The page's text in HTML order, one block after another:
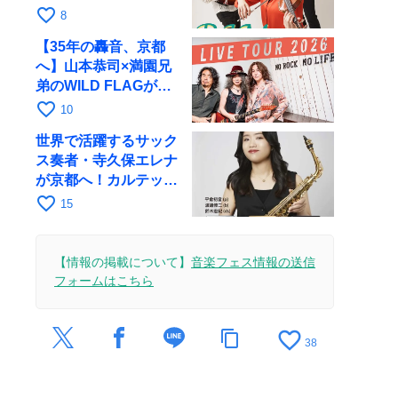
が初全国ツアーで8月
favorite_border 8
【35年の轟音、京都
へ】山本恭司×満園兄
弟のWILD FLAGが8
月6日にRAGでライブ
favorite_border 10
世界で活躍するサック
ス奏者・寺久保エレナ
が京都へ！カルテッ
ト・ツアー京都公演を
favorite_border 15
【情報の掲載について】 音楽フェス情報の送信
フォームはこちら
content_copy favorite_border 38